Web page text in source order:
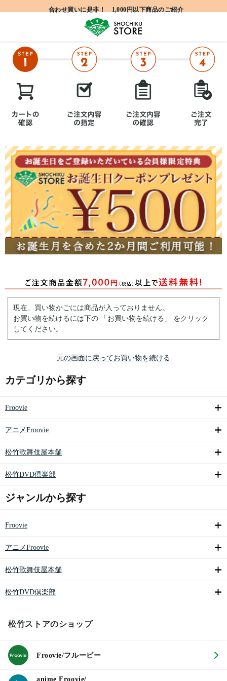
合わせ買いに是非！ 1,000円以下商品のご紹介
現在、買い物かごには商品が入っておりません。
お買い物を続けるには下の 「お買い物を続ける」 をクリック
してください。
元の画面に戻ってお買い物を続ける
カテゴリから探す
Froovie
アニメFroovie
松竹歌舞伎屋本舗
松竹DVD倶楽部
ジャンルから探す
Froovie
アニメFroovie
松竹歌舞伎屋本舗
松竹DVD倶楽部
松竹ストアのショップ
Froovie/フルービー
anime Froovie/